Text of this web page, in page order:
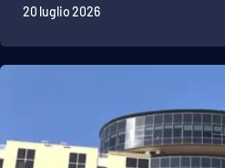
20 luglio 2026